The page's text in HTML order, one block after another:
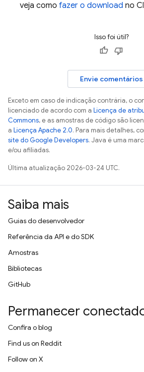
veja como fazer o download no
Isso foi útil?
Envie comentários
Exceto em caso de indicação contrária, o
licenciado de acordo com a Licença de
Commons, e as amostras de código são
a Licença Apache 2.0. Para mais detalhes,
site do Google Developers. Java é uma
e/ou afiliadas.
Última atualização 2026-03-24 UTC.
Saiba mais
Guias do desenvolvedor
Referência da API e do SDK
Amostras
Bibliotecas
GitHub
Permanecer
Confira o blog
Find us on Reddit
Follow on X